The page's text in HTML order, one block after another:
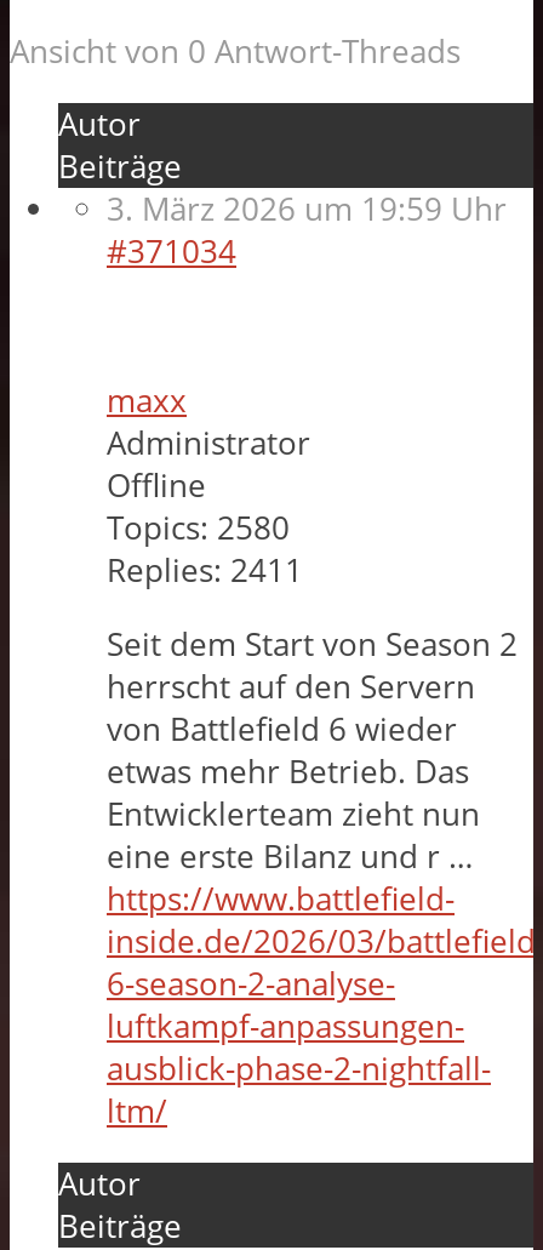
Ansicht von 0 Antwort-Threads
Autor
Beiträge
3. März 2026 um 19:59 Uhr
#371034
maxx
Administrator
Offline
Topics: 2580
Replies: 2411
Seit dem Start von Season 2
herrscht auf den Servern
von Battlefield 6 wieder
etwas mehr Betrieb. Das
Entwicklerteam zieht nun
eine erste Bilanz und r …
https://www.battlefield-
inside.de/2026/03/
6-season-2-analyse-
luftkampf-anpassungen-
ausblick-phase-2-nightfall-
ltm/
Autor
Beiträge